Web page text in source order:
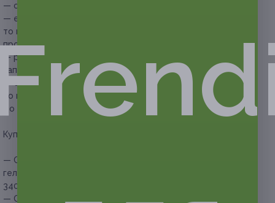
— обязательна предварительная запись по телефону;
— если участник акции опаздывает более чем на 15 минут,
то мастер оставляет за собой право перенести
процедуру на другое время;
— рекомендовано сообщить об отмене или переносе
записи не менее чем за 12 часов;
— если у клиента наблюдаются грибковые заболевания,
то мастер вправе отказать ему в предоставлении услуг
до полного выздоровления.
Купон действует на следующие виды услуг:
— Скидка 30% на маникюр с выравниванием, покрытием
гель-лаком и снятием гель-лака (2380 руб. вместо
3400 руб.)
— Скидка 30% на педикюр с выравниванием, покрытием